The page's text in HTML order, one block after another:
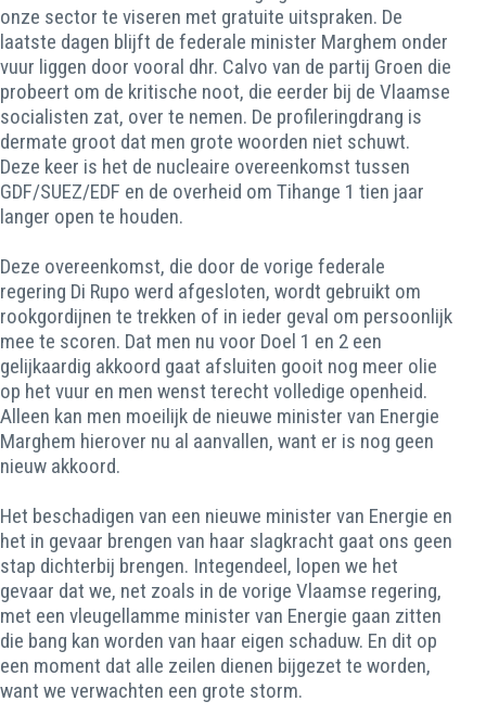
onze sector te viseren met gratuite uitspraken. De
laatste dagen blijft de federale minister Marghem onder
vuur liggen door vooral dhr. Calvo van de partij Groen die
probeert om de kritische noot, die eerder bij de Vlaamse
socialisten zat, over te nemen. De profileringdrang is
dermate groot dat men grote woorden niet schuwt.
Deze keer is het de nucleaire overeenkomst tussen
GDF/SUEZ/EDF en de overheid om Tihange 1 tien jaar
langer open te houden.
Deze overeenkomst, die door de vorige federale
regering Di Rupo werd afgesloten, wordt gebruikt om
rookgordijnen te trekken of in ieder geval om persoonlijk
mee te scoren. Dat men nu voor Doel 1 en 2 een
gelijkaardig akkoord gaat afsluiten gooit nog meer olie
op het vuur en men wenst terecht volledige openheid.
Alleen kan men moeilijk de nieuwe minister van Energie
Marghem hierover nu al aanvallen, want er is nog geen
nieuw akkoord.
Het beschadigen van een nieuwe minister van Energie en
het in gevaar brengen van haar slagkracht gaat ons geen
stap dichterbij brengen. Integendeel, lopen we het
gevaar dat we, net zoals in de vorige Vlaamse regering,
met een vleugellamme minister van Energie gaan zitten
die bang kan worden van haar eigen schaduw. En dit op
een moment dat alle zeilen dienen bijgezet te worden,
want we verwachten een grote storm.